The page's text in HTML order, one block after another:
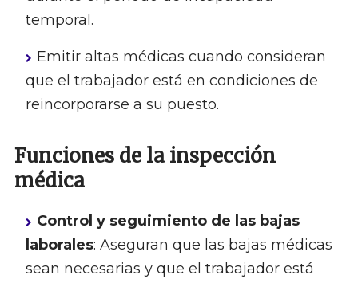
temporal.
Emitir altas médicas cuando consideran
que el trabajador está en condiciones de
reincorporarse a su puesto.
Funciones de la inspección
médica
Control y seguimiento de las bajas
laborales: Aseguran que las bajas médicas
sean necesarias y que el trabajador está